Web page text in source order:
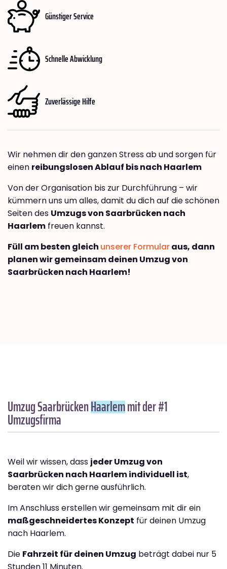
Günstiger Service
Schnelle Abwicklung
Zuverlässige Hilfe
Wir nehmen dir den ganzen Stress ab und sorgen für
einen reibungslosen Ablauf bis nach Haarlem
Von der Organisation bis zur Durchführung – wir
kümmern uns um alles, damit du dich auf die schönen
Seiten des Umzugs von Saarbrücken nach
Haarlem freuen kannst.
Füll am besten gleich unserer Formularaus, dann
planen wir gemeinsam deinen Umzug von
Saarbrücken nach Haarlem!
Umzug SaarbrückenHaarlemmit der #1
Umzugsfirma
Weil wir wissen, dass jeder Umzug von
Saarbrücken nach Haarlem individuell ist,
beraten wir dich gerne ausführlich.
Im Anschluss erstellen wir gemeinsam mit dir ein
maßgeschneidertes Konzept für deinen Umzug
nach Haarlem.
Die Fahrzeit für deinen Umzug beträgt dabei nur 5